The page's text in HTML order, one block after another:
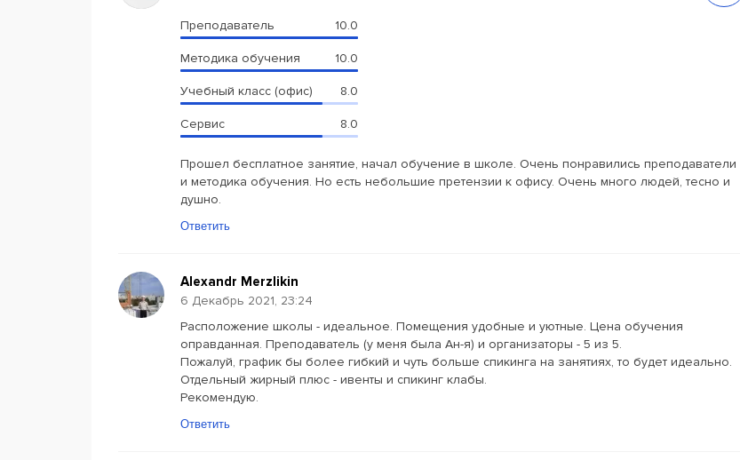
Преподаватель 10.0
Методика обучения 10.0
Учебный класс (офис) 8.0
Сервис 8.0
Прошел бесплатное занятие, начал обучение в школе. Очень понравились преподаватели
и методика обучения. Но есть небольшие претензии к офису. Очень много людей, тесно и
душно.
Ответить
Alexandr Merzlikin
6 Декабрь 2021, 23:24
Расположение школы - идеальное. Помещения удобные и уютные. Цена обучения
оправданная. Преподаватель (у меня была Ан-я) и организаторы - 5 из 5.
Пожалуй, график бы более гибкий и чуть больше спикинга на занятиях, то будет идеально.
Отдельный жирный плюс - ивенты и спикинг клабы.
Рекомендую.
Ответить